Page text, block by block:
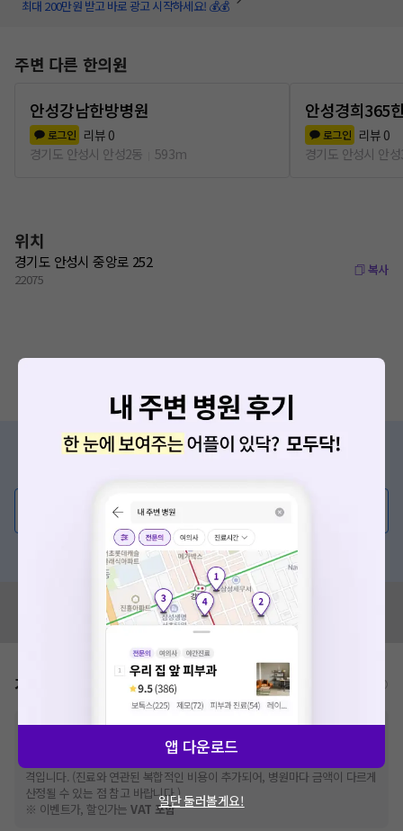
최대 200만원 받고 바로 광고 시작하세요! 💰💰
주변 다른 한의원
안성강남한방병원
로그인 리뷰 0
경기도 안성시 안성2동
593m
안성경희365
로그인 리뷰 0
경기도 안성시 안
위치
경기도 안성시 중앙로 252
22075
복사
증상/치료, 궁금한 점이 있나요?
💬 무엇이든 물어보세요
혹은, 의료상담 서비스에 다양한 게시글 보러가기
혹시 잘못된 병원정보가 있나요?
모두닥 팀에 알려주세요!
가격표 비급여/급여 진료란?
※비급여 항목의 경우,추가비용 등으로 실제 가격과 상이할 수 있으니, 정확
한 가격은 해당 의료기관에 직접 문의해주세요.
건강보험심사평가원
격입니다. (진료와 연관된 복합적인 비용이 추가되어, 병원마다 금액이 다르게
산정될 수 있는 점 참고 바랍니다.)
※ 이벤트가, 할인가는VAT 포함
앱 다운로드
일단 둘러볼게요!